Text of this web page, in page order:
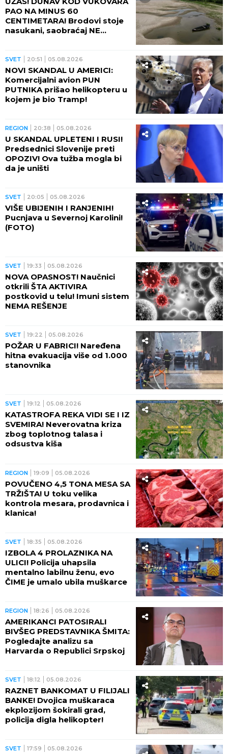
PAO NA MINUS 60
CENTIMETARA! Brodovi stoje
nasukani, saobraćaj NE
SVET 20:51 05.08.2026
NOVI SKANDAL U AMERICI:
Komercijalni avion PUN
PUTNIKA prišao helikopteru u
kojem je bio Tramp!
REGION 20:38 05.08.2026
U SKANDAL UPLETENI I RUSI!
Predsednici Slovenije preti
OPOZIV! Ova tužba mogla bi
da je uništi
SVET 20:05 05.08.2026
VIŠE UBIJENIH I RANJENIH!
Pucnjava u Severnoj Karolini!
(FOTO)
SVET 19:33 05.08.2026
NOVA OPASNOST! Naučnici
otkrili ŠTA AKTIVIRA
postkovid u telu! Imuni sistem
NEMA REŠENJE
SVET 19:22 05.08.2026
POŽAR U FABRICI! Naređena
hitna evakuacija više od 1.000
stanovnika
SVET 19:12 05.08.2026
KATASTROFA REKA VIDI SE I IZ
SVEMIRA! Neverovatna kriza
zbog toplotnog talasa i
odsustva kiša
REGION 19:09 05.08.2026
POVUČENO 4,5 TONA MESA SA
TRŽIŠTA! U toku velika
kontrola mesara, prodavnica i
klanica!
SVET 18:35 05.08.2026
IZBOLA 4 PROLAZNIKA NA
ULICI! Policija uhapsila
mentalno labilnu ženu, evo
ČIME je umalo ubila muškarce
REGION 18:26 05.08.2026
AMERIKANCI PATOSIRALI
BIVŠEG PREDSTAVNIKA ŠMITA:
Pogledajte analizu sa
Harvarda o Republici Srpskoj
SVET 18:12 05.08.2026
RAZNET BANKOMAT U FILIJALI
BANKE! Dvojica muškaraca
ekplozijom šokirali grad,
policija digla helikopter!
SVET 17:59 05.08.2026